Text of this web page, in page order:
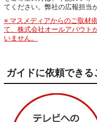
てください。弊社の広報担当
※ マスメディアからのご取材
て、株式会社オールアバウト
いません。
ガイドに依頼できる